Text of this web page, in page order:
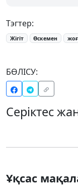
Тэгтер:
Жігіт Өскемен
БӨЛІСУ:
Серіктес
Ұқсас